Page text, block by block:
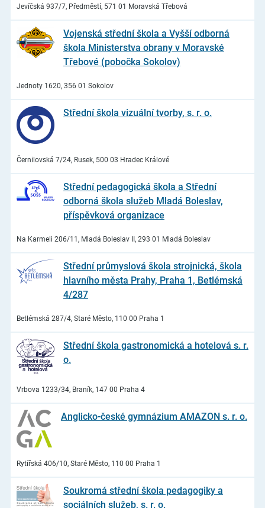
Jevíčská 937/7, Předměstí, 571 01 Moravská Třebová
Vojenská střední škola a Vyšší odborná
škola Ministerstva obrany v Moravské
Třebové (pobočka Sokolov)
Jednoty 1620, 356 01 Sokolov
Střední škola vizuální tvorby, s. r. o.
Černilovská 7/24, Rusek, 500 03 Hradec Králové
Střední pedagogická škola a Střední
odborná škola služeb Mladá Boleslav,
příspěvková organizace
Na Karmeli 206/11, Mladá Boleslav II, 293 01 Mladá Boleslav
Střední průmyslová škola strojnická, škola
hlavního města Prahy, Praha 1, Betlémská
4/287
Betlémská 287/4, Staré Město, 110 00 Praha 1
Střední škola gastronomická a hotelová s. r.
o.
Vrbova 1233/34, Braník, 147 00 Praha 4
Anglicko-české gymnázium AMAZON s. r. o.
Rytířská 406/10, Staré Město, 110 00 Praha 1
Soukromá střední škola pedagogiky a
sociálních služeb, s. r. o.